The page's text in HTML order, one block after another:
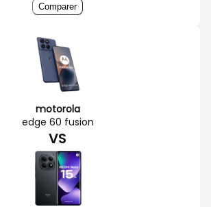
Comparer
motorola
edge 60 fusion
VS